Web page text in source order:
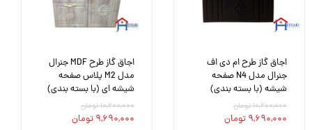
اجاق گاز طرح ام دی اف
جنرال مدل N4 صفحه
شیشه (با بسته بندی)
۱۰,۲۰۰,۰۰۰ تومان
۹,۶۹۰,۰۰۰ تومان
اجاق گاز طرح MDF جنرال
مدل M2 پلاس صفحه
شیشه ای (با بسته بندی)
۱۰,۲۰۰,۰۰۰ تومان
۹,۶۹۰,۰۰۰ تومان